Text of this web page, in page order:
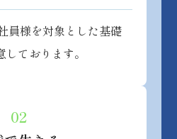
員様を対象とした基礎
ております。
02